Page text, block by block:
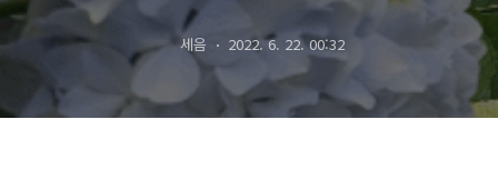
세음 2022. 6. 22. 00:32